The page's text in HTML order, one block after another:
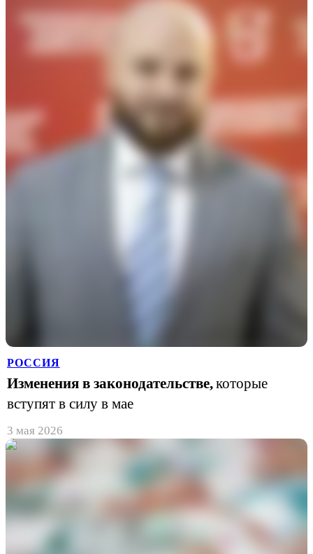
РОССИЯ
Изменения в законодательстве,которые
вступят в силу в мае
3 мая 2026